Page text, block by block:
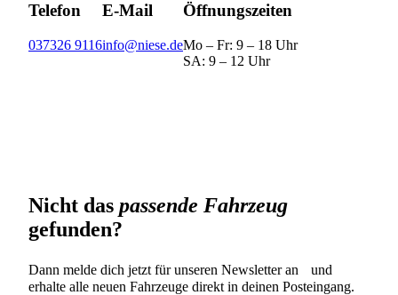
Telefon
037326 9116
E-Mail
info@niese.de
Öffnungszeiten
Mo – Fr: 9 – 18 Uhr
SA: 9 – 12 Uhr
Nicht das passende Fahrzeug
gefunden?
Dann melde dich jetzt für unseren Newsletter an und
erhalte alle neuen Fahrzeuge direkt in deinen Posteingang.